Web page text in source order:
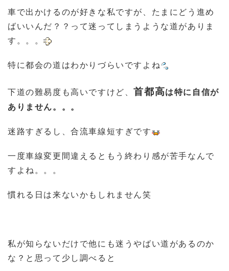
車で出かけるのが好きな私ですが、たまにどう進め
ばいいんだ？？って迷ってしまうような道がありま
す。。。
特に都会の道はわかりづらいですよね
下道の難易度も高いですけど、首都高は特に自信が
ありません。。。
迷路すぎるし、合流車線短すぎです
一度車線変更間違えるともう終わり感が苦手なんで
すよね。。。
慣れる日は来ないかもしれません笑
私が知らないだけで他にも迷うやばい道があるのか
な？と思って少し調べると